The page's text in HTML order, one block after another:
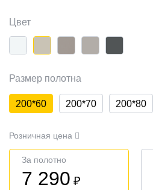
Цвет
Размер полотна
200*60 200*70 200*80
Розничная цена
За полотно
7 290 ₽